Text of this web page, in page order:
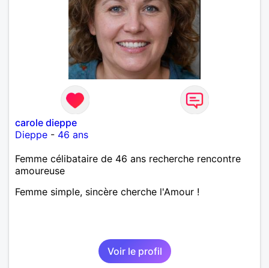
carole dieppe
Dieppe - 46 ans
Femme célibataire de 46 ans recherche rencontre
amoureuse
Femme simple, sincère cherche l'Amour !
Voir le profil